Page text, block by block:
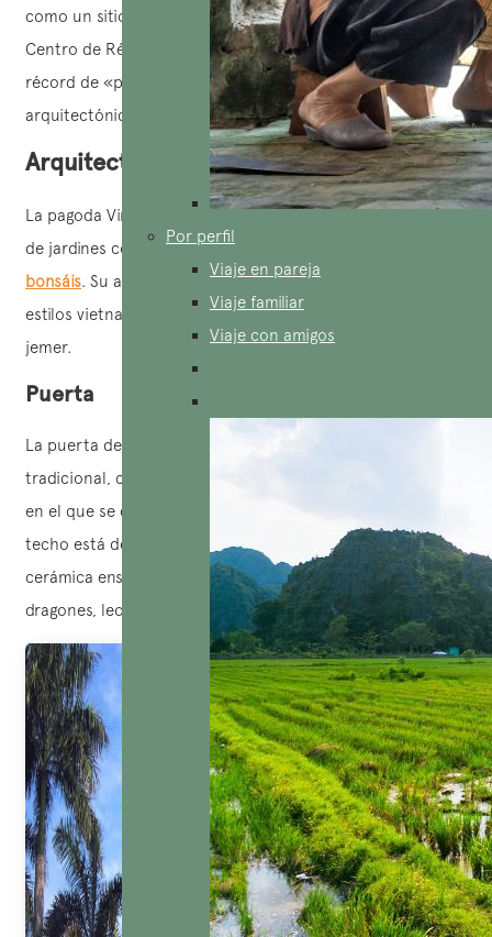
Por perfil
Viaje en pareja
Viaje familiar
Viaje con amigos
como un sitio histórico y cultural nacional. En 2007, el
Centro de Récords de Vietnam también estableció el
récord de «primer templo en Vietnam con un estilo
arquitectónico que combina el Oriente y el Occidente».
Arquitectura de la Pagoda Vinh Trang
La pagoda Vinh Trang cubre un área de 2,000 m², rodeada
de jardines con árboles ornamentales, árboles antiguos y
bonsáis. Su arquitectura es una combinación única de
estilos vietnamita, chino, francés, tailandés, romano y
jemer.
Puerta
La puerta de la pagoda está construida en un estilo
tradicional, compuesta por tres partes: el portal, un piso
en el que se encuentra una estatua de
techo está decorado con precisión utilizando piezas de
cerámica ensambladas para formar motivos como
dragones, leones, tortugas y fénixes.